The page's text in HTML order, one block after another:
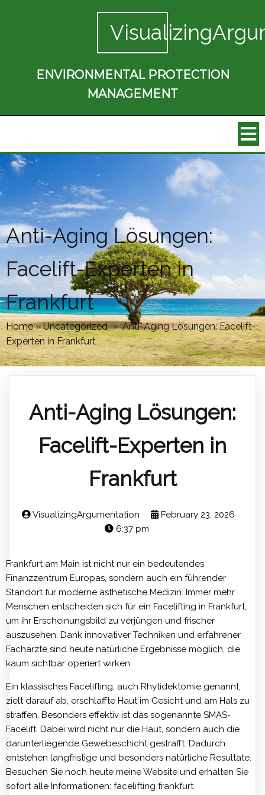
ENVIRONMENTAL PROTECTION
MANAGEMENT
Anti-Aging Lösungen:
Facelift-Experten in
Frankfurt
Home»Uncategorized » Anti-Aging Lösungen: Facelift-
Experten in Frankfurt
Anti-Aging Lösungen:
Facelift-Experten in
Frankfurt
VisualizingArgumentation
February 23, 2026
6:37 pm
Frankfurt am Main ist nicht nur ein bedeutendes
Finanzzentrum Europas, sondern auch ein führender
Standort für moderne ästhetische Medizin. Immer mehr
Menschen entscheiden sich für ein Facelifting in Frankfurt,
um ihr Erscheinungsbild zu verjüngen und frischer
auszusehen. Dank innovativer Techniken und erfahrener
Fachärzte sind heute natürliche Ergebnisse möglich, die
kaum sichtbar operiert wirken.
Ein klassisches Facelifting, auch Rhytidektomie genannt,
zielt darauf ab, erschlaffte Haut im Gesicht und am Hals zu
straffen. Besonders effektiv ist das sogenannte SMAS-
Facelift. Dabei wird nicht nur die Haut, sondern auch die
darunterliegende Gewebeschicht gestrafft. Dadurch
entstehen langfristige und besonders natürliche Resultate.
Besuchen Sie noch heute meine Website und erhalten Sie
sofort alle Informationen: facelifting frankfurt